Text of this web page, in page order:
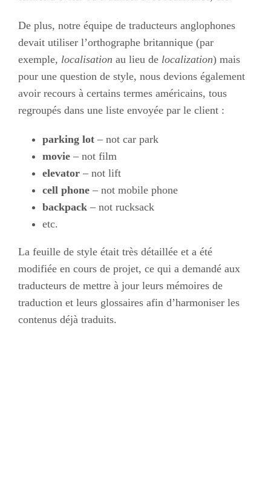
De plus, notre équipe de traducteurs anglophones
devait utiliser l’orthographe britannique (par
exemple, localisation au lieu de localization) mais
pour une question de style, nous devions également
avoir recours à certains termes américains, tous
regroupés dans une liste envoyée par le client :
parking lot – not car park
movie – not film
elevator – not lift
cell phone – not mobile phone
backpack – not rucksack
etc.
La feuille de style était très détaillée et a été
modifiée en cours de projet, ce qui a demandé aux
traducteurs de mettre à jour leurs mémoires de
traduction et leurs glossaires afin d’harmoniser les
contenus déjà traduits.